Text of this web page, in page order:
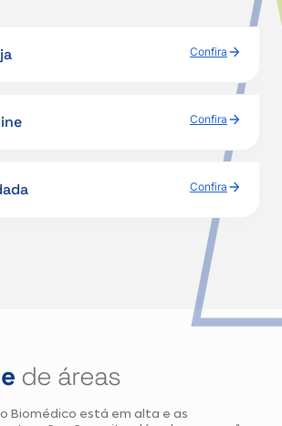
Confira
Confira
Confira
de áreas
Biomédico está em alta e as